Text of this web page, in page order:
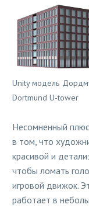
Unity модель
Dortmund U-tower
Несомненный
в том, что
красивой и
чтобы ломать
игровой движок.
работает в